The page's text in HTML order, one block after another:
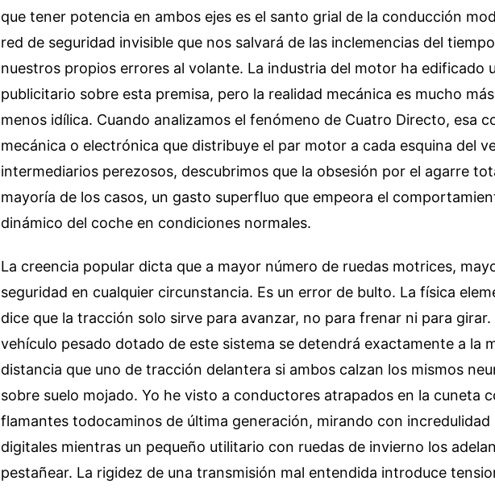
que tener potencia en ambos ejes es el santo grial de la conducción
red de seguridad invisible que nos salvará de las inclemencias del
nuestros propios errores al volante. La industria del motor ha edificado
publicitario sobre esta premisa, pero la realidad mecánica es mucho
menos idílica. Cuando analizamos el fenómeno de Cuatro Directo, esa
mecánica o electrónica que distribuye el par motor a cada esquina del
intermediarios perezosos, descubrimos que la obsesión por el agarre
mayoría de los casos, un gasto superfluo que empeora el
dinámico del coche en condiciones normales.
La creencia popular dicta que a mayor número de ruedas motrices,
seguridad en cualquier circunstancia. Es un error de bulto. La física
dice que la tracción solo sirve para avanzar, no para frenar ni para girar.
vehículo pesado dotado de este sistema se detendrá exactamente a la
distancia que uno de tracción delantera si ambos calzan los mismos
sobre suelo mojado. Yo he visto a conductores atrapados en la cuneta
flamantes todocaminos de última generación, mirando con incredulidad
digitales mientras un pequeño utilitario con ruedas de invierno los
pestañear. La rigidez de una transmisión mal entendida introduce